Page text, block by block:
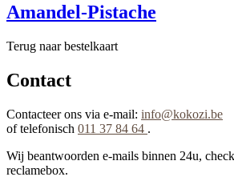
Amandel-Pistache
Terug naar bestelkaart
Contact
Contacteer ons via e-mail: info@kokozi.be
of telefonisch 011 37 84 64 .
Wij beantwoorden e-mails binnen 24u,
reclamebox.